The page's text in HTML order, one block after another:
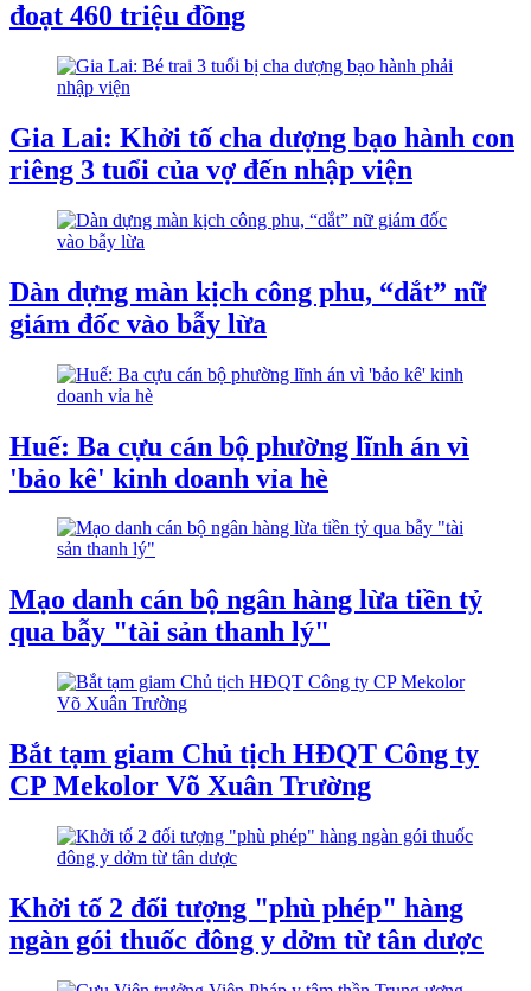
đoạt 460 triệu đồng
Gia Lai: Khởi tố cha dượng bạo hành con
riêng 3 tuổi của vợ đến nhập viện
Dàn dựng màn kịch công phu, “dắt” nữ
giám đốc vào bẫy lừa
Huế: Ba cựu cán bộ phường lĩnh án vì
'bảo kê' kinh doanh vỉa hè
Mạo danh cán bộ ngân hàng lừa tiền tỷ
qua bẫy "tài sản thanh lý"
Bắt tạm giam Chủ tịch HĐQT Công ty
CP Mekolor Võ Xuân Trường
Khởi tố 2 đối tượng "phù phép" hàng
ngàn gói thuốc đông y dởm từ tân dược